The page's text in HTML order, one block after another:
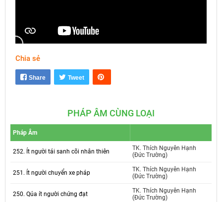
Chia sẻ
Share Tweet
PHÁP ÂM CÙNG LOẠI
Pháp Âm
252. Ít người tái sanh cõi nhân thiên
TK. Thích Nguyên Hạnh
(Đức Trường)
251. Ít người chuyển xe pháp
TK. Thích Nguyên Hạnh
(Đức Trường)
250. Qúa ít người chứng đạt
TK. Thích Nguyên Hạnh
(Đức Trường)